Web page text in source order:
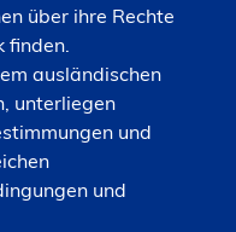
über ihre Rechte
finden.
ausländischen
unterliegen
und
und